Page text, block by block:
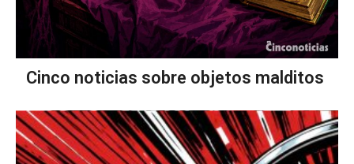
Cinco noticias sobre objetos malditos